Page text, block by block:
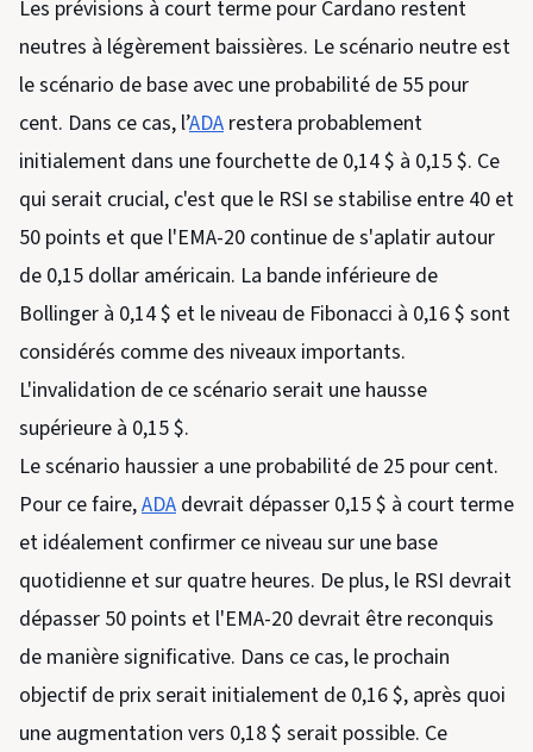
Les prévisions à court terme pour Cardano restent
neutres à légèrement baissières. Le scénario neutre est
le scénario de base avec une probabilité de 55 pour
cent. Dans ce cas, l’ADA restera probablement
initialement dans une fourchette de 0,14 $ à 0,15 $. Ce
qui serait crucial, c'est que le RSI se stabilise entre 40 et
50 points et que l'EMA-20 continue de s'aplatir autour
de 0,15 dollar américain. La bande inférieure de
Bollinger à 0,14 $ et le niveau de Fibonacci à 0,16 $ sont
considérés comme des niveaux importants.
L'invalidation de ce scénario serait une hausse
supérieure à 0,15 $.
Le scénario haussier a une probabilité de 25 pour cent.
Pour ce faire,ADA devrait dépasser 0,15 $ à court terme
et idéalement confirmer ce niveau sur une base
quotidienne et sur quatre heures. De plus, le RSI devrait
dépasser 50 points et l'EMA-20 devrait être reconquis
de manière significative. Dans ce cas, le prochain
objectif de prix serait initialement de 0,16 $, après quoi
une augmentation vers 0,18 $ serait possible. Ce